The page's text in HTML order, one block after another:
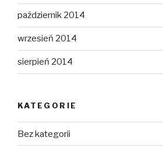
październik 2014
wrzesień 2014
sierpień 2014
KATEGORIE
Bez kategorii